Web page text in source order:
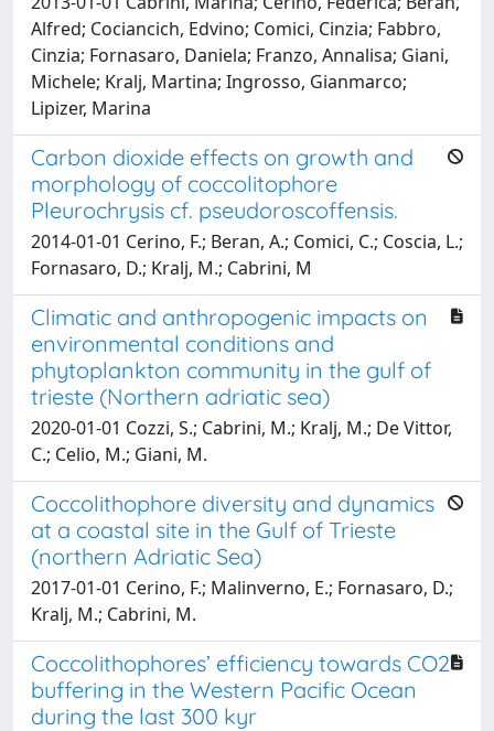
Alfred; Cociancich, Edvino; Comici, Cinzia; Fabbro,
Cinzia; Fornasaro, Daniela; Franzo, Annalisa; Giani,
Michele; Kralj, Martina; Ingrosso, Gianmarco;
Lipizer, Marina
Carbon dioxide effects on growth and
morphology of coccolitophore
Pleurochrysis cf. pseudoroscoffensis.
2014-01-01 Cerino, F.; Beran, A.; Comici, C.; Coscia, L.;
Fornasaro, D.; Kralj, M.; Cabrini, M
Climatic and anthropogenic impacts on
environmental conditions and
phytoplankton community in the gulf of
trieste (Northern adriatic sea)
2020-01-01 Cozzi, S.; Cabrini, M.; Kralj, M.; De Vittor,
C.; Celio, M.; Giani, M.
Coccolithophore diversity and dynamics
at a coastal site in the Gulf of Trieste
(northern Adriatic Sea)
2017-01-01 Cerino, F.; Malinverno, E.; Fornasaro, D.;
Kralj, M.; Cabrini, M.
Coccolithophores’ efficiency towards CO2
buffering in the Western Pacific Ocean
during the last 300 kyr